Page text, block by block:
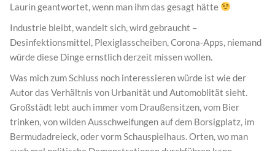
Laurin geantwortet, wenn man ihm das gesagt hätte
Industrie bleibt, wandelt sich, wird gebraucht –
Desinfektionsmittel, Plexiglasscheiben, Corona-Apps, niemand
würde diese Dinge ernstlich derzeit missen wollen.
Was mich zum Schluss noch interessieren würde ist wie der
Autor das Verhältnis von Urbanität und Automoblität sieht.
Großstädt lebt auch immer vom Draußensitzen, vom Bier
trinken, von wilden Ausschweifungen auf dem Borsigplatz, im
Bermudadreieck, oder vorm Schauspielhaus. Orten, wo man